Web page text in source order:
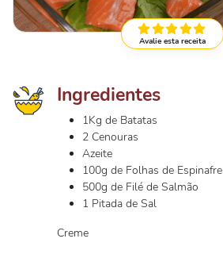
Avalie esta receita
Ingredientes
1Kg de Batatas
2 Cenouras
Azeite
100g de Folhas de Espinafre
500g de Filé de Salmão
1 Pitada de Sal
Creme